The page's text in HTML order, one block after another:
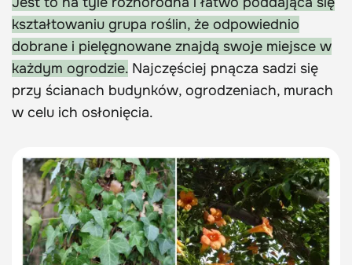
kształtowaniu grupa roślin, że odpowiednio
dobrane i pielęgnowane znajdą swoje miejsce w
każdym ogrodzie. Najczęściej pnącza sadzi się
przy ścianach budynków, ogrodzeniach, murach
w celu ich osłonięcia.